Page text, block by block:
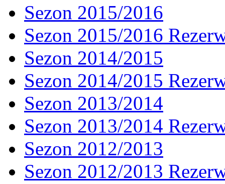
Sezon 2015/2016
Sezon 2015/2016
Sezon 2014/2015
Sezon 2014/2015
Sezon 2013/2014
Sezon 2013/2014
Sezon 2012/2013
Sezon 2012/2013